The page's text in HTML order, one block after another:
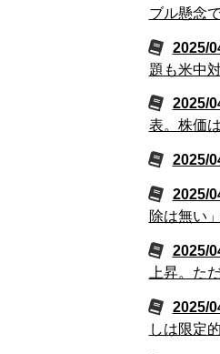
ブル懸念
2025/
題も米中
2025/
表。株価
2025/
2025/
除は無い
2025/
上昇。た
2025/
しは限定